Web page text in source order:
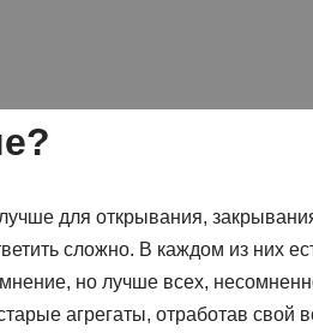
для открывания,
сложно. В каждом из них
но лучше всех,
агрегаты, отработав свой